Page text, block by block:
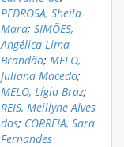
PEDROSA, Sheila
Mara; SIMÕES,
Angélica Lima
Brandão; MELO,
Juliana Macedo;
MELO, Lígia Braz;
REIS, Meillyne Alves
dos; CORREIA, Sara
Fernandes